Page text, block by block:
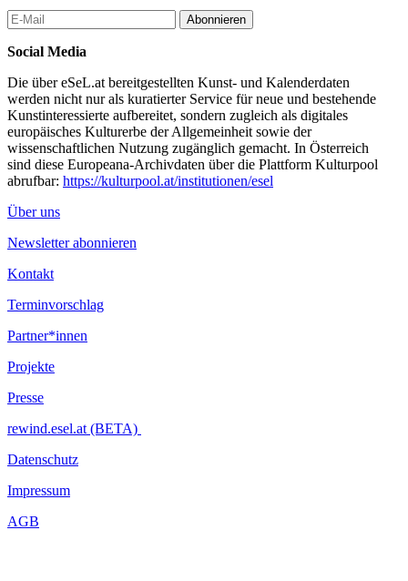
Abonnieren
Social Media
Die über eSeL.at bereitgestellten Kunst- und Kalenderdaten
werden nicht nur als kuratierter Service für neue und bestehende
Kunstinteressierte aufbereitet, sondern zugleich als digitales
europäisches Kulturerbe der Allgemeinheit sowie der
wissenschaftlichen Nutzung zugänglich gemacht. In Österreich
sind diese Europeana-Archivdaten über die Plattform Kulturpool
abrufbar: https://kulturpool.at/institutionen/esel
Über uns
Newsletter abonnieren
Kontakt
Terminvorschlag
Partner*innen
Projekte
Presse
rewind.esel.at (BETA)
Datenschutz
Impressum
AGB